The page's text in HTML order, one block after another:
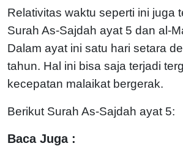
Relativitas waktu seperti ini juga
Surah As-Sajdah ayat 5 dan al-
Dalam ayat ini satu hari setara
tahun. Hal ini bisa saja terjadi
kecepatan malaikat bergerak.
Berikut Surah As-Sajdah ayat 5:
Baca Juga :